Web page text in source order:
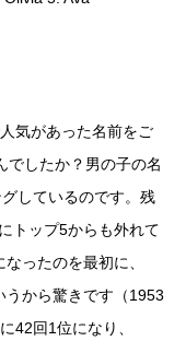
気があった名前をご
でしたか？男の子の名
しているのです。残
トップ5からも外れて
ったのを最初に、
うから驚きです（1953
42回1位になり、